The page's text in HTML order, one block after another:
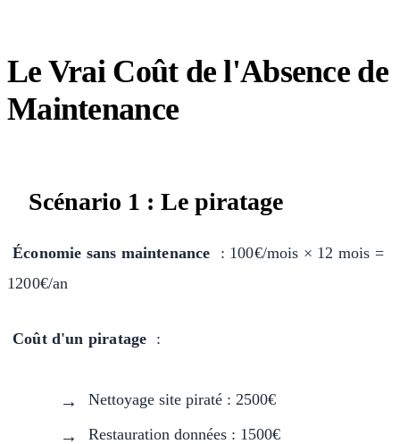
Le Vrai Coût de l'Absence de
Maintenance
Scénario 1 : Le piratage
Économie sans maintenance
: 100€/mois × 12 mois =
1200€/an
Coût d'un piratage :
Nettoyage site piraté : 2500€
Restauration données : 1500€